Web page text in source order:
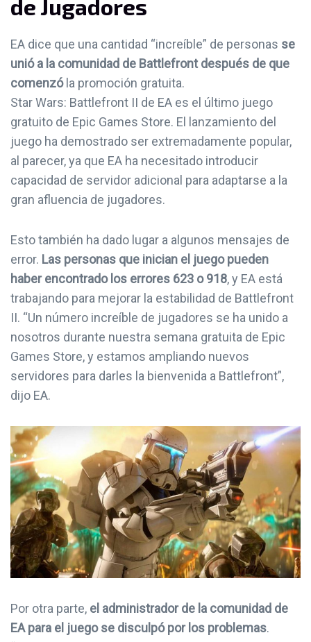
de Jugadores
EA dice que una cantidad “increíble” de personas se
unió a la comunidad de Battlefront después de que
comenzó la promoción gratuita.
Star Wars: Battlefront II de EA es el último juego
gratuito de Epic Games Store. El lanzamiento del
juego ha demostrado ser extremadamente popular,
al parecer, ya que EA ha necesitado introducir
capacidad de servidor adicional para adaptarse a la
gran afluencia de jugadores.
Esto también ha dado lugar a algunos mensajes de
error. Las personas que inician el juego pueden
haber encontrado los errores 623 o 918, y EA está
trabajando para mejorar la estabilidad de Battlefront
II. “Un número increíble de jugadores se ha unido a
nosotros durante nuestra semana gratuita de Epic
Games Store, y estamos ampliando nuevos
servidores para darles la bienvenida a Battlefront”,
dijo EA.
Por otra parte, el administrador de la comunidad de
EA para el juego se disculpó por los problemas.